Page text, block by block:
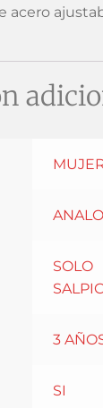
acero
SOLO
3
SI